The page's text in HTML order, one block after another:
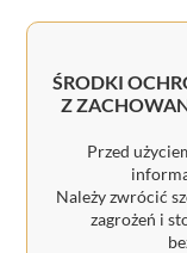
ŚRODKI
Z
Przed
Należy zwrócić
zagrożeń i